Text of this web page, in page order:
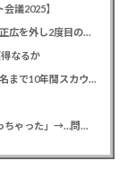
議2025】
カープドラ1平川蓮！187cmのスイッチヒッター！立石正広を外し2度目の重複も新井監督がクジを引き当てる！【ドラフト会議2025】
なるか
緒方孝市カープドラ3指名で青学出禁！澤﨑俊和の逆指名まで10年間スカウト出禁
【悲報】彼女「ごめん！俺くんの貯金、情報商材に使っちゃった」→…問い詰めたらギャン泣きされたんだが俺が悪いのか？